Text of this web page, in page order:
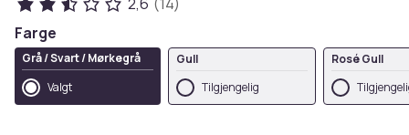
Farge
Grå / Svart / Mørkegrå
Valgt
Gull
Tilgjengelig
Rosé Gull